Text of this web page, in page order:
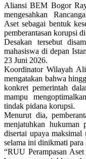
Aliansi BEM Bogor
mengesahkan
Aset sebagai bentuk
pemberantasan korupsi
Desakan tersebut
mahasiswa di depan
23 Juni 2026.
Koordinator Wilayah
mengatakan bahwa
konkret pemerintah
mampu
tindak pidana korupsi.
Menurut dia,
menjatuhkan hukuman
disertai upaya maksimal
selama ini dinikmati para
“RUU Perampasan